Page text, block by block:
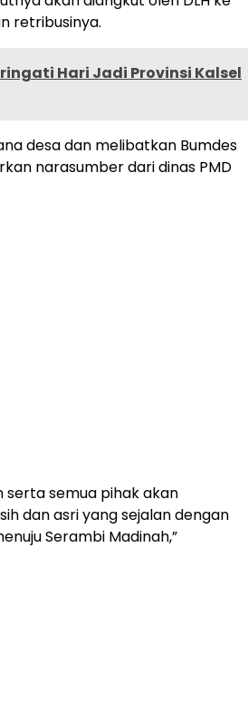
retribusinya.
Hari Jadi Provinsi Kalsel
desa dan melibatkan Bumdes
narasumber dari dinas PMD
serta semua pihak akan
dan asri yang sejalan dengan
Serambi Madinah,”